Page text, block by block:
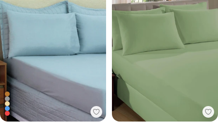
Lar e Lazer - Jogo de Lençol